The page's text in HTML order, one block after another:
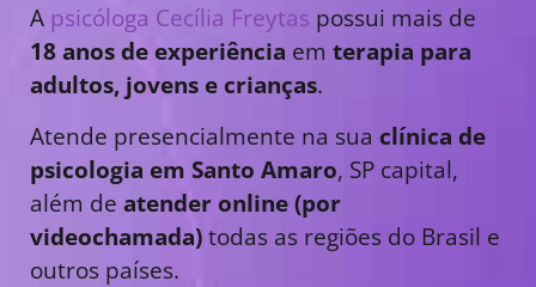
A psicóloga Cecília Freytas possui mais de
18 anos de experiência em terapia para
adultos, jovens e crianças.
Atende presencialmente na sua clínica de
psicologia em Santo Amaro, SP capital,
além de atender online (por
videochamada)todas as regiões do Brasil e
outros países.